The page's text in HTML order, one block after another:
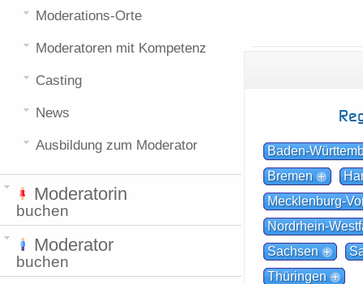
Baden-
Bremen
Mecklenburg-
Nordrhein-
Sachsen
Thüringen
Moderations-Orte
Moderatoren mit Kompetenz
Casting
News
Ausbildung zum Moderator
Moderatorin
buchen
Moderator
buchen